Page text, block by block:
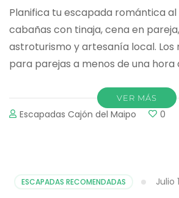
Planifica tu escapada romántica al
cabañas con tinaja, cena en
astroturismo y artesanía local. Los
para parejas a menos de una hora
VER MÁS
Escapadas Cajón del Maipo 0
ESCAPADAS RECOMENDADAS Julio